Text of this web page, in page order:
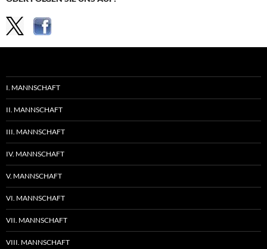
I. MANNSCHAFT
II. MANNSCHAFT
III. MANNSCHAFT
IV. MANNSCHAFT
V. MANNSCHAFT
VI. MANNSCHAFT
VII. MANNSCHAFT
VIII. MANNSCHAFT